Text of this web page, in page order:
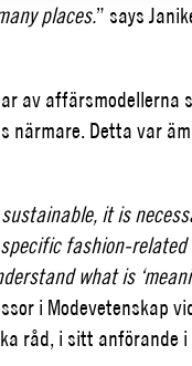
places.” says
av affärsmodellerna
närmare. Detta var
it is
fashion-
what is
i Modevetenskap
råd, i sitt anförande i